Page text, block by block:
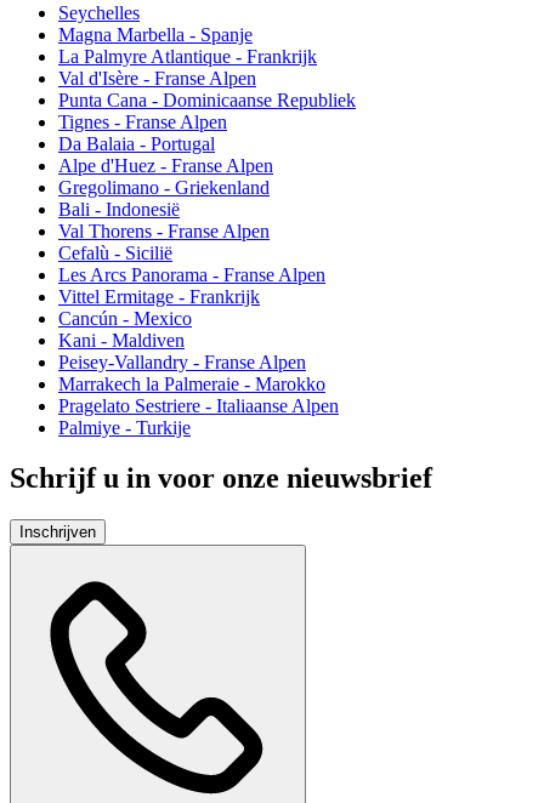
Seychelles
Magna Marbella - Spanje
La Palmyre Atlantique - Frankrijk
Val d'Isère - Franse Alpen
Punta Cana - Dominicaanse Republiek
Tignes - Franse Alpen
Da Balaia - Portugal
Alpe d'Huez - Franse Alpen
Gregolimano - Griekenland
Bali - Indonesië
Val Thorens - Franse Alpen
Cefalù - Sicilië
Les Arcs Panorama - Franse Alpen
Vittel Ermitage - Frankrijk
Cancún - Mexico
Kani - Maldiven
Peisey-Vallandry - Franse Alpen
Marrakech la Palmeraie - Marokko
Pragelato Sestriere - Italiaanse Alpen
Palmiye - Turkije
Schrijf u in voor onze nieuwsbrief
Inschrijven